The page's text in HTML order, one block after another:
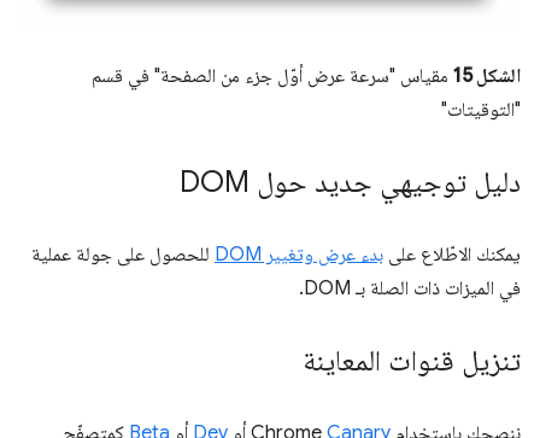
الشكل 15
مقياس "سرعة عرض أوّل جزء من الصفحة" في قسم
"التوقيتات"
دليل توجيهي جديد حول DOM
يمكنك الاطّلاع على بدء عرض وتغيير DOM
للحصول على جولة عملية
في الميزات ذات الصلة بـ DOM.
تنزيل قنوات المعاينة
ننصحك باستخدام Chrome Canary أو Dev أو Beta كمتصفّح